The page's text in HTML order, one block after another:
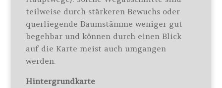
teilweise durch stärkeren Bewuchs oder
querliegende Baumstämme weniger gut
begehbar und können durch einen Blick
auf die Karte meist auch umgangen
werden.
Hintergrundkarte